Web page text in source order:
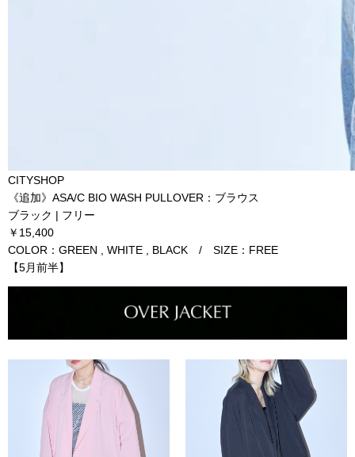
CITYSHOP
《追加》ASA/C BIO WASH PULLOVER：ブラウス
ブラック | フリー
￥15,400
COLOR：GREEN , WHITE , BLACK / SIZE：FREE
【5月前半】